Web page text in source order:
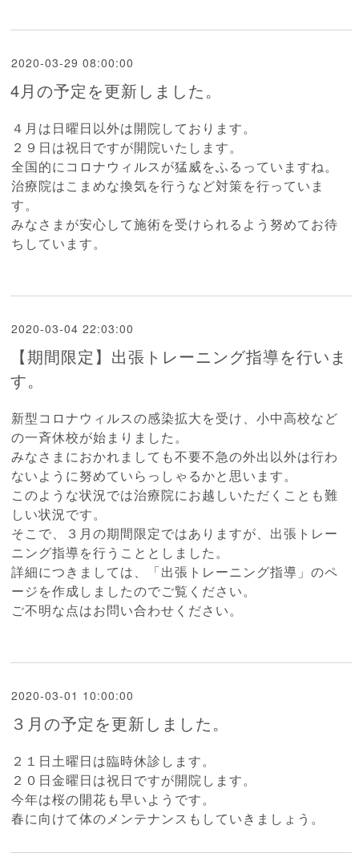
2020-03-29 08:00:00
4月の予定を更新しました。
４月は日曜日以外は開院しております。
２９日は祝日ですが開院いたします。
全国的にコロナウィルスが猛威をふるっていますね。
治療院はこまめな換気を行うなど対策を行っていま
す。
みなさまが安心して施術を受けられるよう努めてお待
ちしています。
2020-03-04 22:03:00
【期間限定】出張トレーニング指導を行いま
す。
新型コロナウィルスの感染拡大を受け、小中高校など
の一斉休校が始まりました。
みなさまにおかれましても不要不急の外出以外は行わ
ないように努めていらっしゃるかと思います。
このような状況では治療院にお越しいただくことも難
しい状況です。
そこで、３月の期間限定ではありますが、出張トレー
ニング指導を行うこととしました。
詳細につきましては、「出張トレーニング指導」のペ
ージを作成しましたのでご覧ください。
ご不明な点はお問い合わせください。
2020-03-01 10:00:00
３月の予定を更新しました。
２１日土曜日は臨時休診します。
２０日金曜日は祝日ですが開院します。
今年は桜の開花も早いようです。
春に向けて体のメンテナンスもしていきましょう。